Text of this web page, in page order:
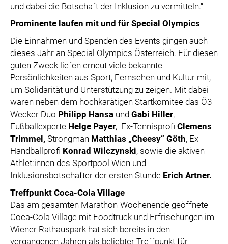
und dabei die Botschaft der Inklusion zu vermitteln.“
Prominente laufen mit und für Special Olympics
Die Einnahmen und Spenden des Events gingen auch
dieses Jahr an Special Olympics Österreich. Für diesen
guten Zweck liefen erneut viele bekannte
Persönlichkeiten aus Sport, Fernsehen und Kultur mit,
um Solidarität und Unterstützung zu zeigen. Mit dabei
waren neben dem hochkarätigen Startkomitee das Ö3
Wecker Duo Philipp Hansa und Gabi Hiller,
Fußballexperte Helge Payer, Ex-Tennisprofi Clemens
Trimmel, Strongman Matthias „Cheesy“ Göth, Ex-
Handballprofi Konrad Wilczynski, sowie die aktiven
Athlet:innen des Sportpool Wien und
Inklusionsbotschafter der ersten Stunde Erich Artner.
Treffpunkt Coca-Cola Village
Das am gesamten Marathon-Wochenende geöffnete
Coca-Cola Village mit Foodtruck und Erfrischungen im
Wiener Rathauspark hat sich bereits in den
vergangenen Jahren als beliebter Treffpunkt für